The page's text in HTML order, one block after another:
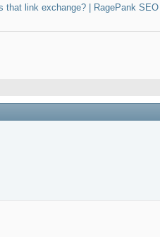
that link exchange? | RagePank SEO